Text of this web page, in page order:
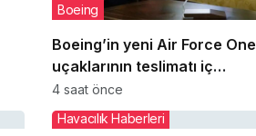
Boeing’in yeni Air Force One
uçaklarının teslimatı iç
tasarım sorunları yüzünden
gecikiyor
Boeing
4 saat önce
Havacılık Haberleri